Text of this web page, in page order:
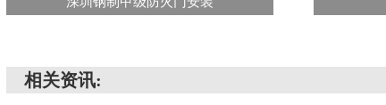
相关资讯: